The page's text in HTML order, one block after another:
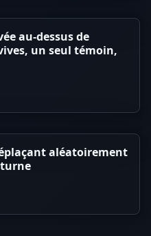
au-dessus de
un seul témoin,
aléatoirement